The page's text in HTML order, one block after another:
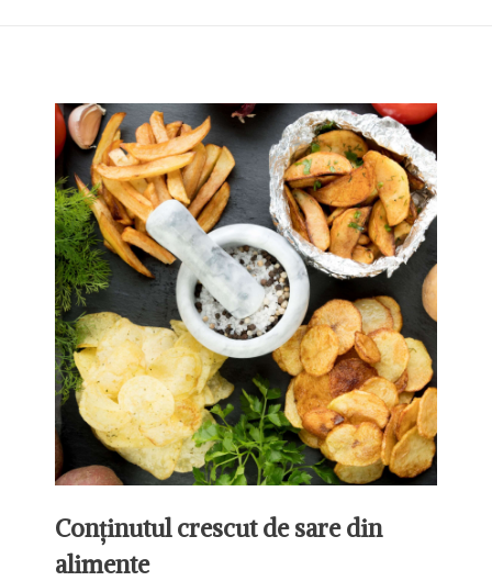
ÎNGRIJIRE ȘI FRUMUSEȚE
Conținutul crescut de sare din
alimente